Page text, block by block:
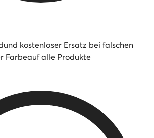
und kostenloser Ersatz bei falschen
Farbeauf alle Produkte